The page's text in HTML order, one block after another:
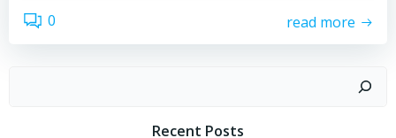
0 read more
Recent Posts